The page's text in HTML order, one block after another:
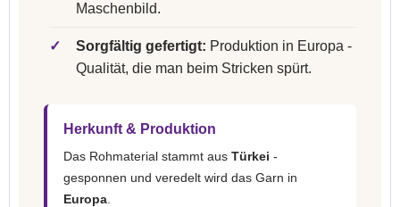
Maschenbild.
✓ Sorgfältig gefertigt: Produktion in Europa -
Qualität, die man beim Stricken spürt.
Herkunft & Produktion
Das Rohmaterial stammt aus Türkei -
gesponnen und veredelt wird das Garn in
Europa